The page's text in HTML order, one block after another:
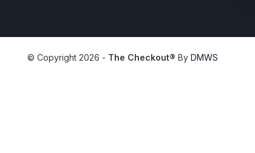
© Copyright 2026 - The Checkout® By DMWS